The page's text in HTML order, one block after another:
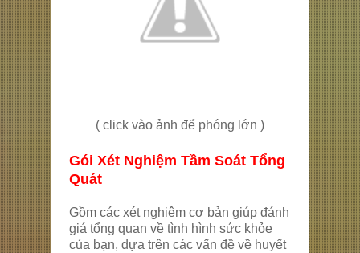
( click vào ảnh để phóng lớn )
Gói Xét Nghiệm Tầm Soát Tổng
Quát
Gồm các xét nghiệm cơ bản giúp đánh
giá tổng quan về tình hình sức khỏe
của bạn, dựa trên các vấn đề về huyết